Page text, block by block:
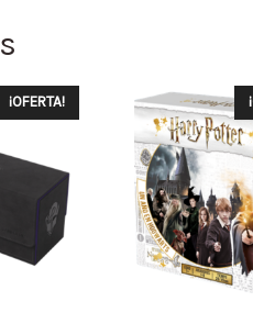
¡OFERTA!